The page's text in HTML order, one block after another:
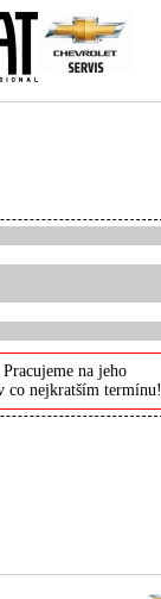
na jeho
co nejkratším termínu!